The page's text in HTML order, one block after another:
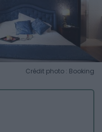
Crédit photo : Booking